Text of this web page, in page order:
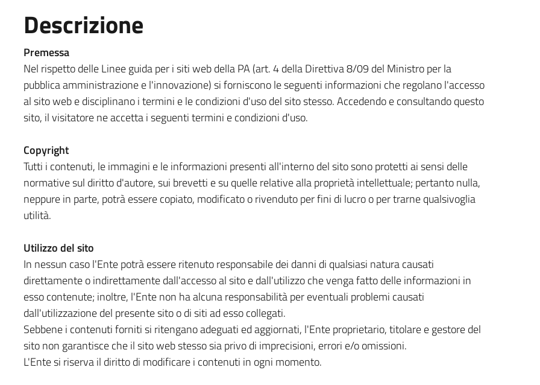
Descrizione
Premessa
Nel rispetto delle Linee guida per i siti web della PA (art. 4 della Direttiva 8/09 del Ministro per la
pubblica amministrazione e l'innovazione) si forniscono le seguenti informazioni che regolano l'accesso
al sito web e disciplinano i termini e le condizioni d'uso del sito stesso. Accedendo e consultando questo
sito, il visitatore ne accetta i seguenti termini e condizioni d'uso.
Copyright
Tutti i contenuti, le immagini e le informazioni presenti all'interno del sito sono protetti ai sensi delle
normative sul diritto d'autore, sui brevetti e su quelle relative alla proprietà intellettuale; pertanto nulla,
neppure in parte, potrà essere copiato, modificato o rivenduto per fini di lucro o per trarne qualsivoglia
utilità.
Utilizzo del sito
In nessun caso l'Ente potrà essere ritenuto responsabile dei danni di qualsiasi natura causati
direttamente o indirettamente dall'accesso al sito e dall'utilizzo che venga fatto delle informazioni in
esso contenute; inoltre, l'Ente non ha alcuna responsabilità per eventuali problemi causati
dall'utilizzazione del presente sito o di siti ad esso collegati.
Sebbene i contenuti forniti si ritengano adeguati ed aggiornati, l'Ente proprietario, titolare e gestore del
sito non garantisce che il sito web stesso sia privo di imprecisioni, errori e/o omissioni.
L'Ente si riserva il diritto di modificare i contenuti in ogni momento.